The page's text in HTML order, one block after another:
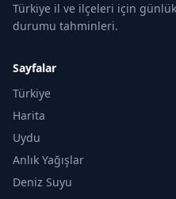
Türkiye il ve ilçeleri için
durumu tahminleri.
Sayfalar
Türkiye
Harita
Uydu
Anlık Yağışlar
Deniz Suyu